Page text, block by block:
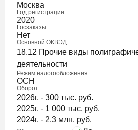
Москва
Год регистрации:
2020
Госзаказы
Нет
Основной ОКВЭД:
18.12 Прочие виды
деятельности
Режим налогообложения:
ОСН
Оборот:
2026г. - 300 тыс. руб.
2025г. - 1 000 тыс. руб.
2024г. - 2.3 млн. руб.